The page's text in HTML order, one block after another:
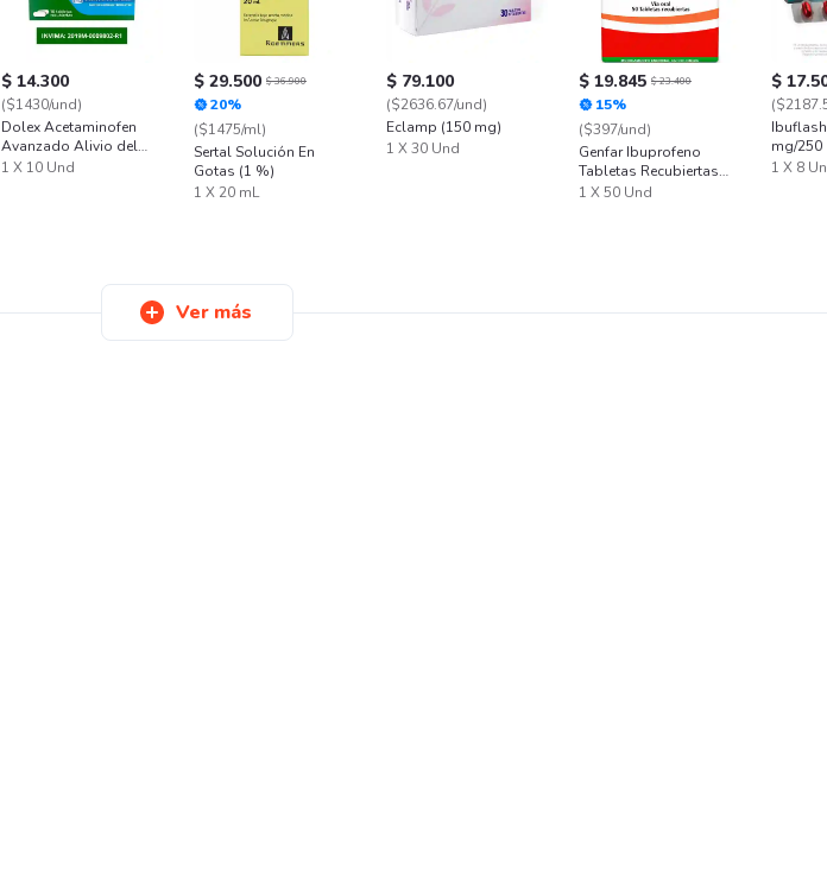
$ 14.300
($1430/und)
Dolex Acetaminofen
Avanzado Alivio del
Dolor y la Fiebre x 10
1 X 10 Und
$ 29.500 $ 36.900
20%
($1475/ml)
Sertal Solución En
Gotas (1 %)
1 X 20 mL
$ 79.100
($2636.67/und)
Eclamp (150 mg)
1 X 30 Und
$ 19.845 $ 23.400
15%
($397/und)
Genfar Ibuprofeno
Tabletas Recubiertas
Blister (800 mg)
1 X 50 Und
$
mg/250
1 X 8
Ver más